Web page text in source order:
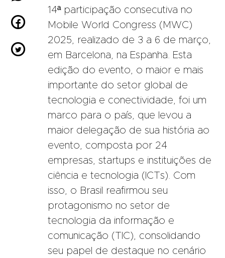


14ª participação consecutiva no
Mobile World Congress (MWC)
2025, realizado de 3 a 6 de março,
em Barcelona, na Espanha. Esta
edição do evento, o maior e mais
importante do setor global de
tecnologia e conectividade, foi um
marco para o país, que levou a
maior delegação de sua história ao
evento, composta por 24
empresas, startups e instituições de
ciência e tecnologia (ICTs). Com
isso, o Brasil reafirmou seu
protagonismo no setor de
tecnologia da informação e
comunicação (TIC), consolidando
seu papel de destaque no cenário